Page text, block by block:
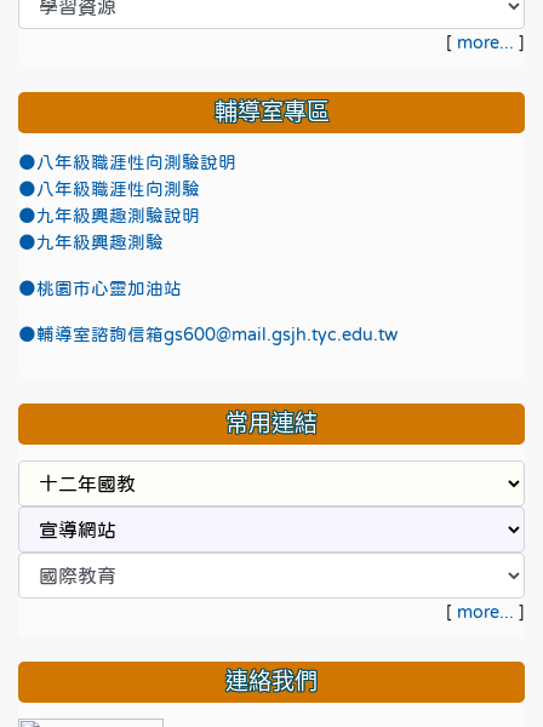
[ more... ]
輔導室專區
●八年級職涯性向測驗說明
●八年級職涯性向測驗
●九年級興趣測驗說明
●九年級興趣測驗
●桃園市心靈加油站
●輔導室諮詢信箱gs600@mail.gsjh.tyc.edu.tw
常用連結
[ more... ]
連絡我們